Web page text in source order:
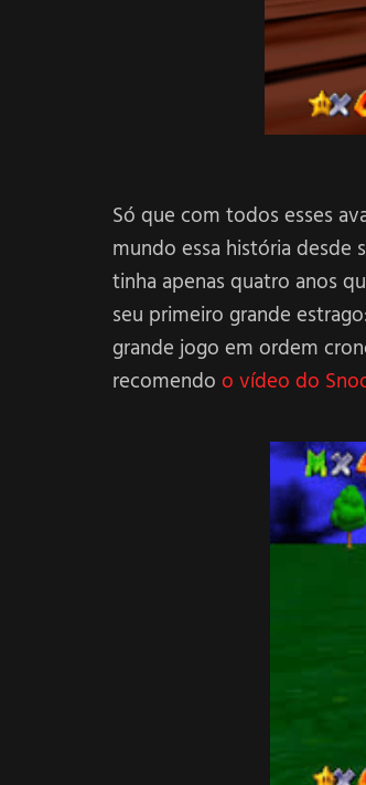
Só que com todos esses
mundo essa história desde
tinha apenas quatro anos
seu primeiro grande
grande jogo em ordem
recomendo o vídeo do